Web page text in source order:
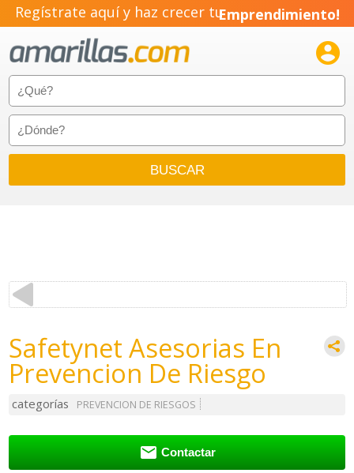
Regístrate aquí y haz crecer tuEmprendimiento!

Safetynet Asesorias En
Prevencion De Riesgo
categorías PREVENCION DE RIESGOS
 Contactar